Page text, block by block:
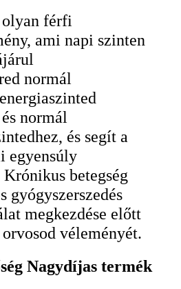
férfi
ami napi szinten
normál
normál
és segít a
egyensúly
Krónikus betegség
gyógyszerszedés
megkezdése előtt
véleményét.
Nagydíjas termék